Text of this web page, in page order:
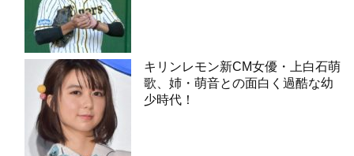
キリンレモン新CM女優・上白石萌
歌、姉・萌音との面白く過酷な幼
少時代！